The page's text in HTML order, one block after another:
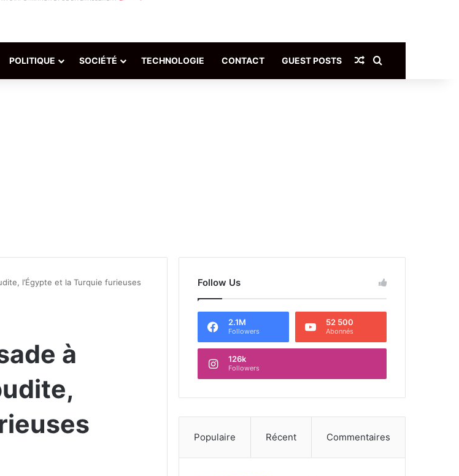
POLITIQUE SOCIÉTÉ TECHNOLOGIE CONTACT GUEST POSTS Article Aléatoire
l’Égypte et la Turquie furieuses
à
Follow Us
2.1M
Followers
52 500
Abonnés
126k
Followers
Populaire Récent Commentaires